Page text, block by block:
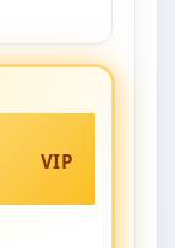
VIP